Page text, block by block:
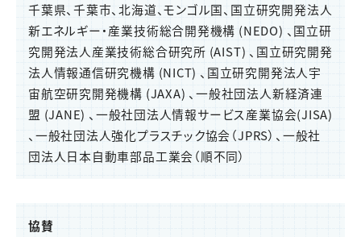
千葉県、千葉市、北海道、モンゴル国、国立研究開発法人
新エネルギー・産業技術総合開発機構 (NEDO) 、国立研
究開発法人産業技術総合研究所 (AIST) 、国立研究開発
法人情報通信研究機構 (NICT) 、国立研究開発法人宇
宙航空研究開発機構 (JAXA) 、一般社団法人新経済連
盟 (JANE) 、一般社団法人情報サービス産業協会(JISA)
、一般社団法人強化プラスチック協会（JPRS）、一般社
団法人日本自動車部品工業会（順不同）
協賛